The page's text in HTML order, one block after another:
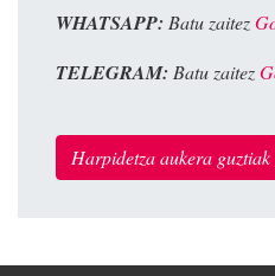
WHATSAPP: Batu zaitez
TELEGRAM: Batu zaitez
Harpidetza aukera guztiak